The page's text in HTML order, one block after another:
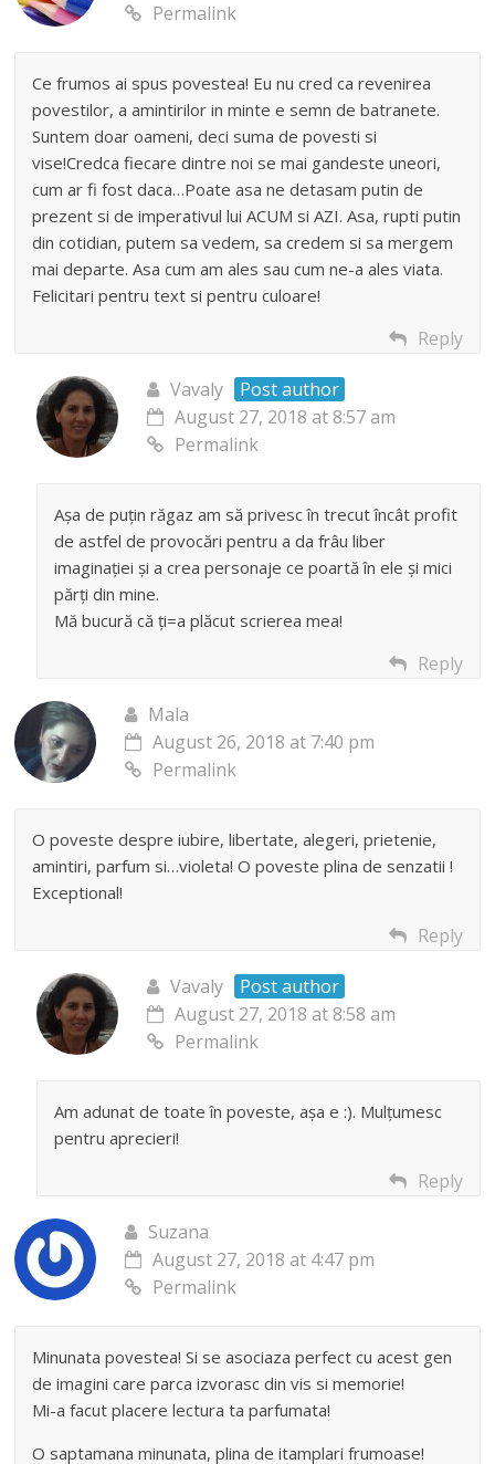
Permalink
Ce frumos ai spus povestea! Eu nu cred ca revenirea
povestilor, a amintirilor in minte e semn de batranete.
Suntem doar oameni, deci suma de povesti si
vise!Credca fiecare dintre noi se mai gandeste uneori,
cum ar fi fost daca…Poate asa ne detasam putin de
prezent si de imperativul lui ACUM si AZI. Asa, rupti putin
din cotidian, putem sa vedem, sa credem si sa mergem
mai departe. Asa cum am ales sau cum ne-a ales viata.
Felicitari pentru text si pentru culoare!
Reply
Vavaly
Post author
August 27, 2018 at 8:57 am
Permalink
Așa de puțin răgaz am să privesc în trecut încât profit
de astfel de provocări pentru a da frâu liber
imaginației și a crea personaje ce poartă în ele și mici
părți din mine.
Mă bucură că ți=a plăcut scrierea mea!
Reply
Mala
August 26, 2018 at 7:40 pm
Permalink
O poveste despre iubire, libertate, alegeri, prietenie,
amintiri, parfum si…violeta! O poveste plina de senzatii !
Exceptional!
Reply
Vavaly
Post author
August 27, 2018 at 8:58 am
Permalink
Am adunat de toate în poveste, așa e :). Mulțumesc
pentru aprecieri!
Reply
Suzana
August 27, 2018 at 4:47 pm
Permalink
Minunata povestea! Si se asociaza perfect cu acest gen
de imagini care parca izvorasc din vis si memorie!
Mi-a facut placere lectura ta parfumata!
O saptamana minunata, plina de itamplari frumoase!